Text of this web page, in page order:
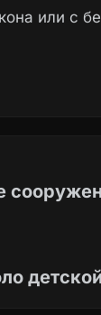
или с